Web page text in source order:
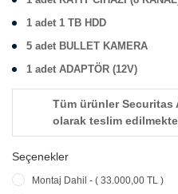
1 adet 1 TB HDD
5 adet BULLET KAMERA
1 adet ADAPTÖR (12V)
Tüm ürünler Securitas
olarak teslim
Seçenekler
Montaj Dahil - ( 33.000,00 TL )